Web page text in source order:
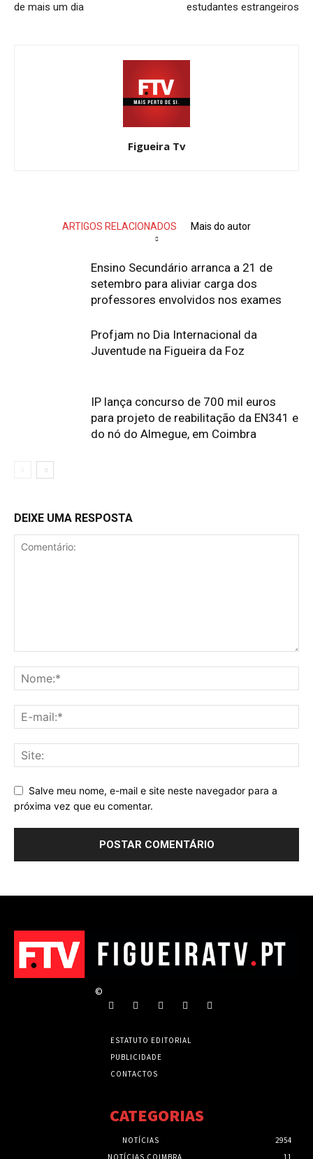
de mais um dia
estudantes estrangeiros
Figueira Tv
ARTIGOS RELACIONADOS Mais do autor
Ensino Secundário arranca a 21 de
setembro para aliviar carga dos
professores envolvidos nos exames
Profjam no Dia Internacional da
Juventude na Figueira da Foz
IP lança concurso de 700 mil euros
para projeto de reabilitação da EN341 e
do nó do Almegue, em Coimbra
DEIXE UMA RESPOSTA
Salve meu nome, e-mail e site neste navegador para a
próxima vez que eu comentar.
©
ESTATUTO EDITORIAL
PUBLICIDADE
CONTACTOS
CATEGORIAS
NOTÍCIAS
2954
NOTÍCIAS COIMBRA
11